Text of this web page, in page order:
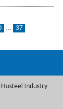
... 37
Industry